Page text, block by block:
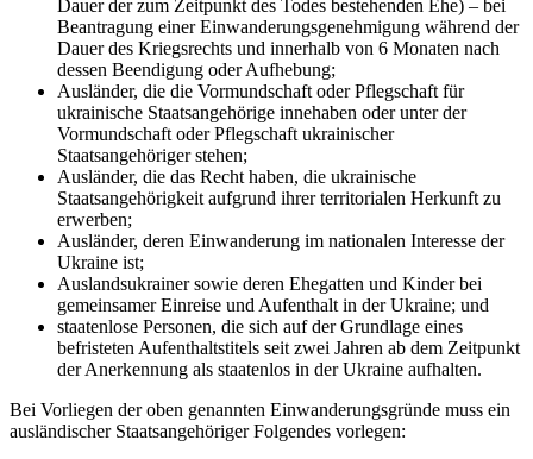
Dauer der zum Zeitpunkt des Todes bestehenden Ehe) – bei
Beantragung einer Einwanderungsgenehmigung während der
Dauer des Kriegsrechts und innerhalb von 6 Monaten nach
dessen Beendigung oder Aufhebung;
Ausländer, die die Vormundschaft oder Pflegschaft für
ukrainische Staatsangehörige innehaben oder unter der
Vormundschaft oder Pflegschaft ukrainischer
Staatsangehöriger stehen;
Ausländer, die das Recht haben, die ukrainische
Staatsangehörigkeit aufgrund ihrer territorialen Herkunft zu
erwerben;
Ausländer, deren Einwanderung im nationalen Interesse der
Ukraine ist;
Auslandsukrainer sowie deren Ehegatten und Kinder bei
gemeinsamer Einreise und Aufenthalt in der Ukraine; und
staatenlose Personen, die sich auf der Grundlage eines
befristeten Aufenthaltstitels seit zwei Jahren ab dem Zeitpunkt
der Anerkennung als staatenlos in der Ukraine aufhalten.
Bei Vorliegen der oben genannten Einwanderungsgründe muss ein
ausländischer Staatsangehöriger Folgendes vorlegen: